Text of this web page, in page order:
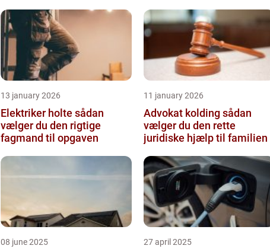
13 january 2026
Elektriker holte sådan
vælger du den rigtige
fagmand til opgaven
11 january 2026
Advokat kolding sådan
vælger du den rette
juridiske hjælp til familien
08 june 2025 27 april 2025